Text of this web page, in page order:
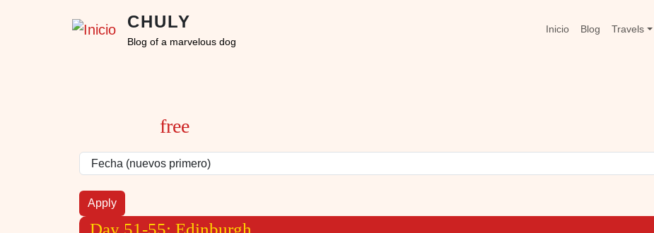
CHULY
Blog of a marvelous dog
Main navigation
Inicio Blog Travels
free
Day 51-55: Edinburgh